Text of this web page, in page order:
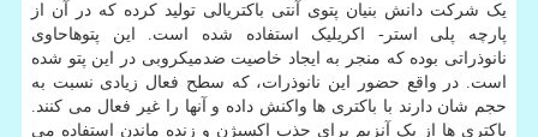
یک شرکت دانش بنیان پتوی آنتی باکتریالی تولید کرده که در آن از
پارچه پلی استر- اکریلیک استفاده شده است. این پتوهاحاوی
نانوذراتی بوده که منجر به ایجاد خاصیت ضدمیکروبی در این پتو شده
است. در واقع حضور این نانوذرات، که سطح فعال زیادی نسبت به
حجم شان دارند با باکتری ها واکنش داده و آنها را غیر فعال می کنند.
باکتری ها از یک آنزیم برای جذب اکسیژن و زنده ماندن استفاده می